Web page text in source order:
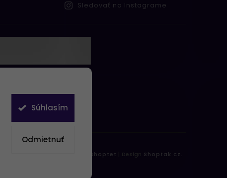
Odmietnuť
Súhlasím
Sledovať na Instagrame
Shoptet | Design Shoptak.cz.